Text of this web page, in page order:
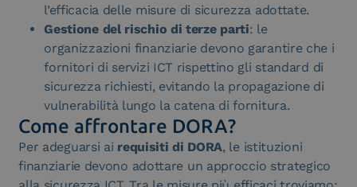
l’efficacia delle misure di sicurezza adottate.
Gestione del rischio di terze parti: le
organizzazioni finanziarie devono garantire che i
fornitori di servizi ICT rispettino gli standard di
sicurezza richiesti, evitando la propagazione di
vulnerabilità lungo la catena di fornitura.
Come affrontare DORA?
Per adeguarsi ai requisiti di DORA, le istituzioni
finanziarie devono adottare un approccio strategico